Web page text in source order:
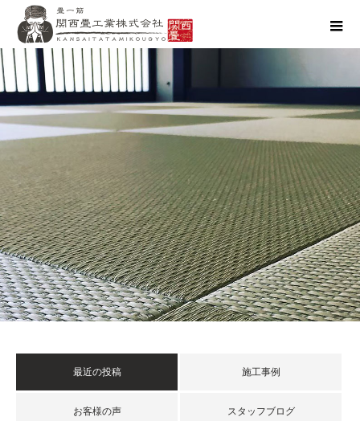
最近の投稿 施工事例
お客様の声 スタッフブログ